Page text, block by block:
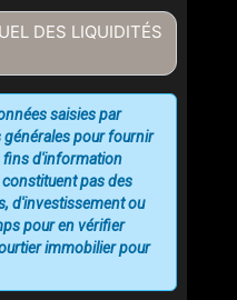
DES LIQUIDITÉS
saisies par
générales pour fournir
fins d'information
pas des
d'investissement ou
pour en vérifier
immobilier pour